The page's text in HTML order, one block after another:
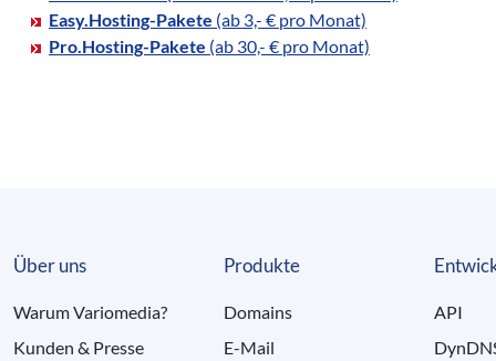
Easy.Hosting-Pakete (ab 3,- € pro Monat)
Pro.Hosting-Pakete (ab 30,- € pro Monat)
Über uns
Warum Variomedia?
Kunden & Presse
Produkte
Domains
E-Mail
API